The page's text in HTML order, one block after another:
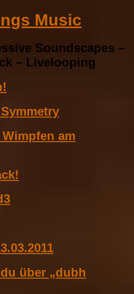
Music
Soundscapes –
– Livelooping
am
über „dubh